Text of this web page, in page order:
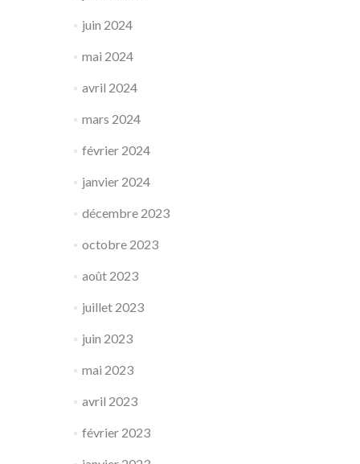
juin 2024
mai 2024
avril 2024
mars 2024
février 2024
janvier 2024
décembre 2023
octobre 2023
août 2023
juillet 2023
juin 2023
mai 2023
avril 2023
février 2023